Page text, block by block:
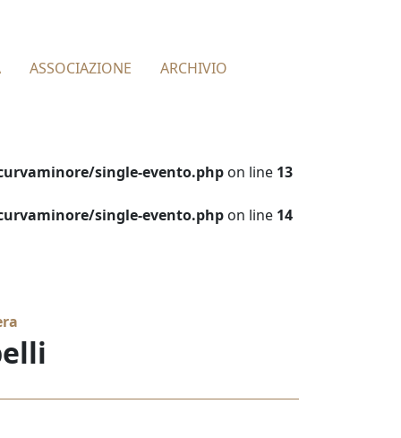
ASSOCIAZIONE ARCHIVIO
single-evento.php on line 13
single-evento.php on line 14